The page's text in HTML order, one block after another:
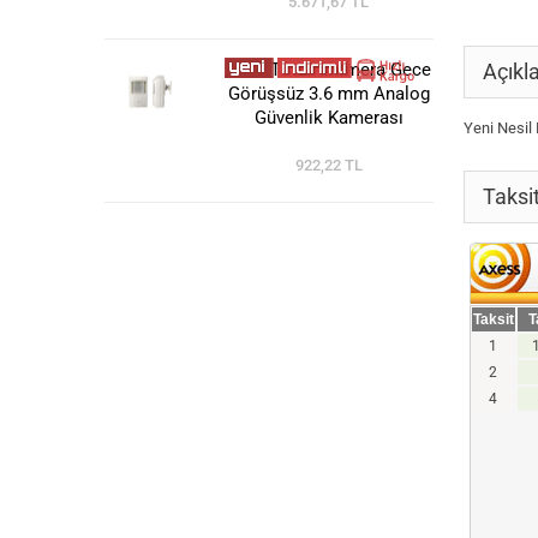
1200 Tvl Pır Kamera Gece
Görüşsüz 3.6 mm Analog
Güvenlik Kamerası
922,22 TL
Yeni Nesil
Taksit
1
2
4